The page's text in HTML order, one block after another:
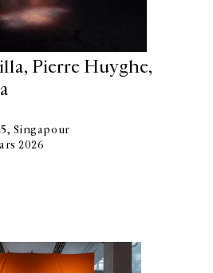
Pierre Huyghe,
Singapour
2026